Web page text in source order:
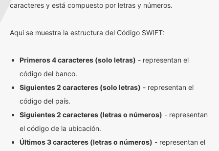
caracteres y está compuesto por letras y números.
Aquí se muestra la estructura del Código SWIFT:
Primeros 4 caracteres (solo letras) - representan el
código del banco.
Siguientes 2 caracteres (solo letras) - representan el
código del país.
Siguientes 2 caracteres (letras o números) - representan
el código de la ubicación.
Últimos 3 caracteres (letras o números) - representan el